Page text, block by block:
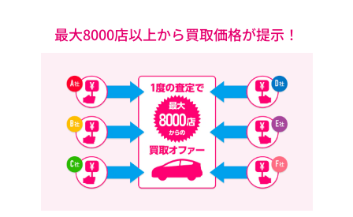
最大8000店以上から買取価格が提示！